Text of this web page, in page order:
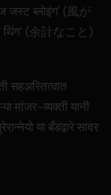
जस्ट ब्लोइंग' (風が
(余計なこと)
सहअस्तित्वात
मांजर-व्यक्ती यानी
या बँडद्वारे सादर